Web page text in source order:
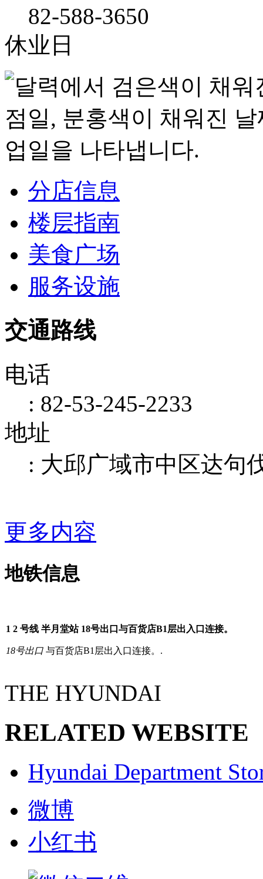
82-588-3650
休业日
分店信息
楼层指南
美食广场
服务设施
交通路线
电话
: 82-53-245-2233
地址
: 大邱广域市中区达句
更多内容
地铁信息
a
1 2 号线 半月堂站 18号出口与百货店B1层出入口连接。
18号出口 与百货店B1层出入口连接。.
THE HYUNDAI
RELATED WEBSITE
Hyundai Department
微博
小红书